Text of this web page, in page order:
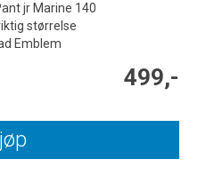
jr Marine 140
størrelse
Emblem
499,-